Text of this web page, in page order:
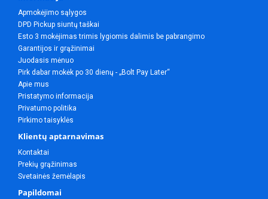
Apmokėjimo sąlygos
DPD Pickup siuntų taškai
Esto 3 mokėjimas trimis lygiomis dalimis be pabrangimo
Garantijos ir grąžinimai
Juodasis mėnuo
Pirk dabar mokėk po 30 dienų - „Bolt Pay Later“
Apie mus
Pristatymo informacija
Privatumo politika
Pirkimo taisyklės
Klientų aptarnavimas
Kontaktai
Prekių grąžinimas
Svetainės žemėlapis
Papildomai